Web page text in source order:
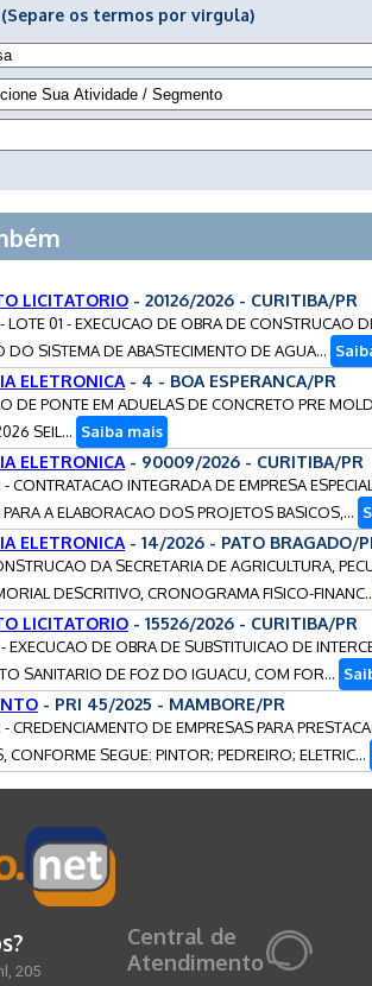
(Separe os termos por virgula)
LICITATORIO - 20126/2026 - CURITIBA/PR
01 - EXECUCAO DE OBRA DE CONSTRUCAO
DO SISTEMA DE ABASTECIMENTO DE AGUA...
ELETRONICA - 4 - BOA ESPERANCA/PR
DE PONTE EM ADUELAS DE CONCRETO PRE
SEIL... Saiba mais
ELETRONICA - 90009/2026 - CURITIBA/PR
INTEGRADA DE EMPRESA
A ELABORACAO DOS PROJETOS BASICOS,...
ELETRONICA - 14/2026 - PATO BRAGADO/
DA SECRETARIA DE AGRICULTURA,
DESCRITIVO, CRONOGRAMA FISICO-
LICITATORIO - 15526/2026 - CURITIBA/PR
DE OBRA DE SUBSTITUICAO DE
SANITARIO DE FOZ DO IGUACU, COM FOR...
- PRI 45/2025 - MAMBORE/PR
CREDENCIAMENTO DE EMPRESAS PARA
CONFORME SEGUE: PINTOR; PEDREIRO; ELETRIC...
205
Central de
Atendimento